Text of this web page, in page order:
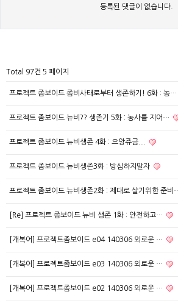
등록된 댓글이 없습니다.
Total 97건 5 페이지
프로젝트 좀보이드 좀비사태로부터 생존하기! 6화 : 농…
프로젝트 좀보이드 뉴비?? 생존기 5화 : 농사를 지어…
프로젝트 좀보이드 뉴비생존 4화 : 으앙쥬금...
프로젝트 좀보이드 뉴비생존3화 : 방심하지말자
프로젝트 좀보이드 뉴비생존2화 : 제대로 살기위한 준비
[Re] 프로젝트 좀보이드 뉴비 생존 1화 : 안전하고…
[개복어] 프로젝트좀보이드 e04 140306 외로운 …
[개복어] 프로젝트좀보이드 e03 140306 외로운 …
[개복어] 프로젝트좀보이드 e02 140306 외로운 …